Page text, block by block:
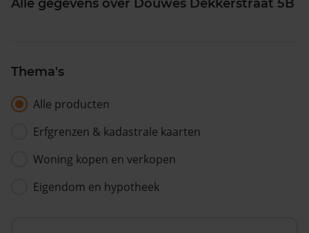
Alle gegevens over Douwes Dekkerstraat 5B
Thema's
Alle producten
Erfgrenzen & kadastrale kaarten
Woning kopen en verkopen
Eigendom en hypotheek